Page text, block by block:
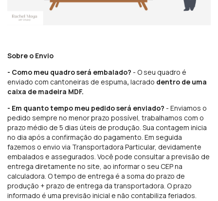
Sobre o Envio
- Como meu quadro será embalado? - O seu quadro é
enviado com cantoneiras de espuma, lacrado dentro de uma
caixa de madeira MDF.
- Em quanto tempo meu pedido será enviado? - Enviamos o
pedido sempre no menor prazo possível, trabalhamos com o
prazo médio de 5 dias úteis de produção. Sua contagem inicia
no dia após a confirmação do pagamento. Em seguida
fazemos o envio via Transportadora Particular, devidamente
embalados e assegurados. Você pode consultar a previsão de
entrega diretamente no site, ao informar o seu CEP na
calculadora. O tempo de entrega é a soma do prazo de
produção + prazo de entrega da transportadora. O prazo
informado é uma previsão inicial e não contabiliza feriados.